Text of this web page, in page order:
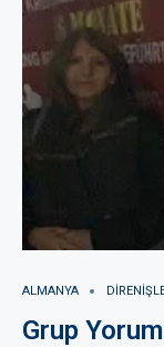
ALMANYA
Grup